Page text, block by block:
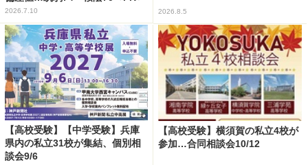
2026.7.10 2026.8.5
【高校受験】【中学受験】兵庫
県内の私立31校が集結、個別相
談会9/6
【高校受験】横須賀の私立4校が
参加…合同相談会10/12